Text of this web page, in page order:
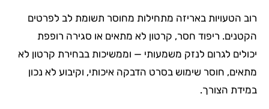
רוב הטעויות באריזה מתחילות מחוסר תשומת לב לפרטים
הקטנים. ריפוד חסר, קרטון לא מתאים או סגירה רופפת
יכולים לגרום לנזק משמעותי — וממשיכות בבחירת קרטון לא
מתאים, חוסר שימוש בסרט הדבקה איכותי, וקיבוע לא נכון
במידת הצורך.